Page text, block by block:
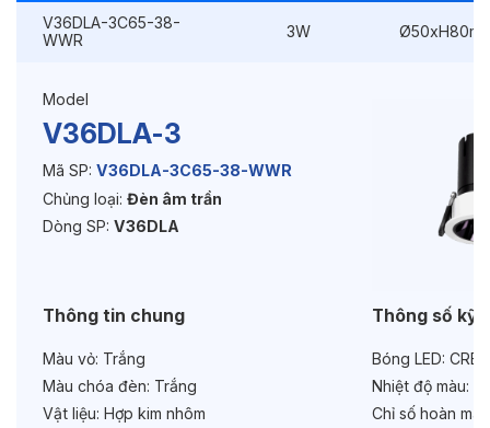
Kích thướcØ50xH80mm
Điện áp: 220VAC, 50Hz
Độ bền & tùy chọn mở rộng
Chức năng:
V36DLA-3C65-38-
WWR
3W
Model
V36DLA-3
Mã SP: V36DLA-3C65-38-WWR
Chủng loại: Đèn âm trần
Dòng SP: V36DLA
Thông tin chung
Màu vỏ: Trắng
Màu chóa đèn: Trắng
Vật liệu: Hợp kim nhôm
Thông số kỹ
Bóng LED:
Nhiệt độ màu:
Chỉ số hoàn